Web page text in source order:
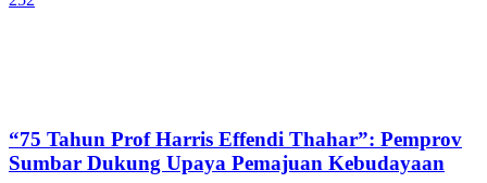
“75 Tahun Prof Harris Effendi Thahar”: Pemprov
Sumbar Dukung Upaya Pemajuan Kebudayaan